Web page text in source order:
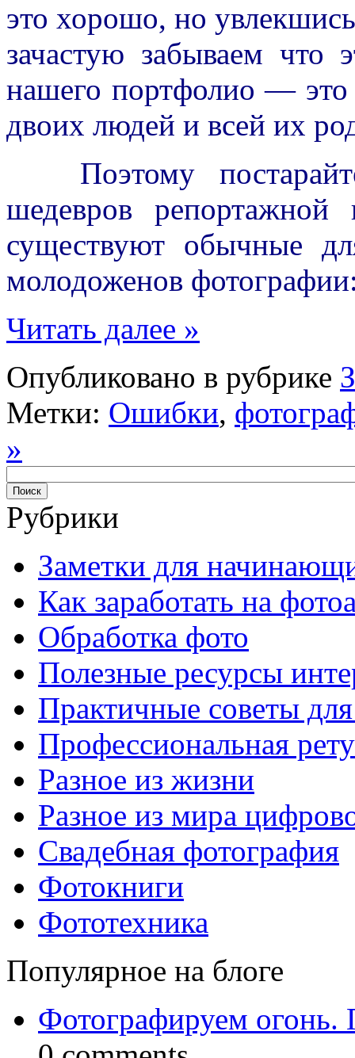
это хорошо, но
зачастую забываем
нашего портфолио —
двоих людей и всей их
Поэтому
шедевров репортажной
существуют обычные
молодоженов
Читать далее »
Опубликовано в рубрике
Метки: Ошибки,
»
Рубрики
Заметки для
Как заработать на
Обработка фото
Полезные ресурсы
Практичные советы
Профессиональная
Разное из жизни
Разное из мира
Свадебная фотография
Фотокниги
Фототехника
Популярное на блоге
Фотографируем огонь.